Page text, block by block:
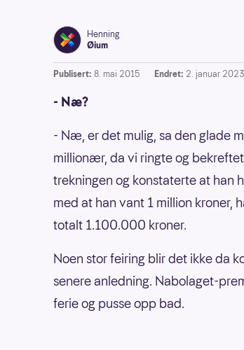
Henning
Øium
Publisert: 8. mai 2015 Endret: 2. januar 2023
- Næ?
- Næ, er det mulig, sa den glade
millionær, da vi ringte og
trekningen og konstaterte at han
med at han vant 1 million kroner,
totalt 1.100.000 kroner.
Noen stor feiring blir det ikke da
senere anledning. Nabolaget-
ferie og pusse opp bad.